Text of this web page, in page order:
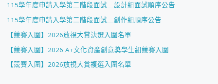
115學年度申請入學第二階段面試＿設計組面試順序公告
115學年度申請入學第二階段面試＿創作組順序公告
【競賽入圍】2026放視大賞決選入圍名單
【競賽入圍】2026 A+文化資產創意獎學生組競賽入圍
【競賽入圍】2026放視大賞複選入圍名單